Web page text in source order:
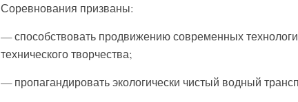
Соревнования призваны:
— способствовать продвижению современных
технического творчества;
— пропагандировать экологически чистый водный